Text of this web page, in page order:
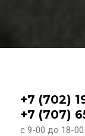
+7 (702)
+7 (707)
с 9-00 до 18-